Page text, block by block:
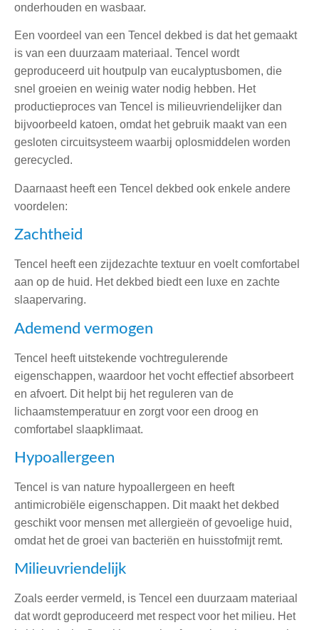
onderhouden en wasbaar.
Een voordeel van een Tencel dekbed is dat het gemaakt
is van een duurzaam materiaal. Tencel wordt
geproduceerd uit houtpulp van eucalyptusbomen, die
snel groeien en weinig water nodig hebben. Het
productieproces van Tencel is milieuvriendelijker dan
bijvoorbeeld katoen, omdat het gebruik maakt van een
gesloten circuitsysteem waarbij oplosmiddelen worden
gerecycled.
Daarnaast heeft een Tencel dekbed ook enkele andere
voordelen:
Zachtheid
Tencel heeft een zijdezachte textuur en voelt comfortabel
aan op de huid. Het dekbed biedt een luxe en zachte
slaapervaring.
Ademend vermogen
Tencel heeft uitstekende vochtregulerende
eigenschappen, waardoor het vocht effectief absorbeert
en afvoert. Dit helpt bij het reguleren van de
lichaamstemperatuur en zorgt voor een droog en
comfortabel slaapklimaat.
Hypoallergeen
Tencel is van nature hypoallergeen en heeft
antimicrobiële eigenschappen. Dit maakt het dekbed
geschikt voor mensen met allergieën of gevoelige huid,
omdat het de groei van bacteriën en huisstofmijt remt.
Milieuvriendelijk
Zoals eerder vermeld, is Tencel een duurzaam materiaal
dat wordt geproduceerd met respect voor het milieu. Het